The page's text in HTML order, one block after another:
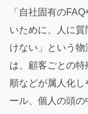
「自社固有の
いために、人に
けない」という
は、顧客ごとの
順などが属人化
ール、個人の頭の